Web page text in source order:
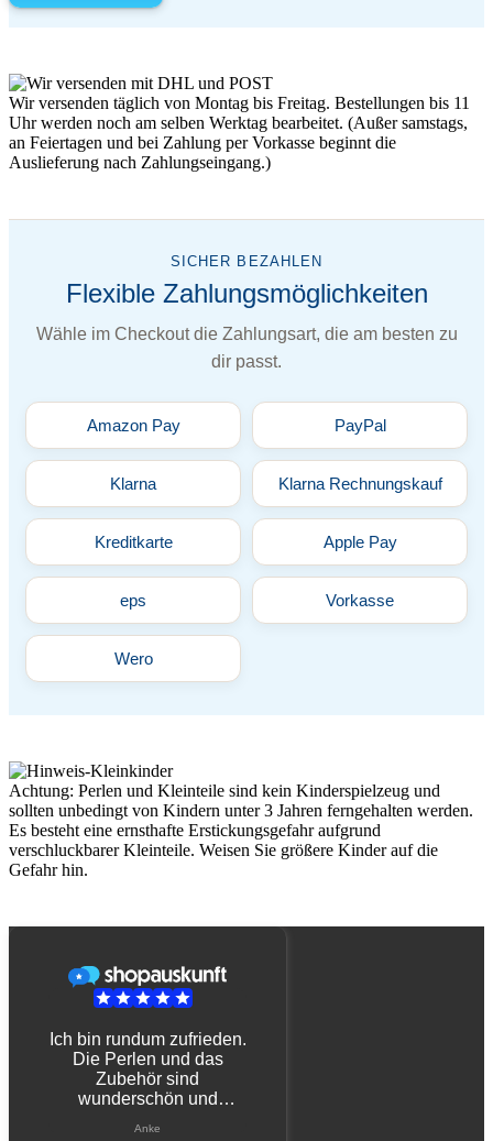
Wir versenden täglich von Montag bis Freitag. Bestellungen bis 11
Uhr werden noch am selben Werktag bearbeitet. (Außer samstags,
an Feiertagen und bei Zahlung per Vorkasse beginnt die
Auslieferung nach Zahlungseingang.)
SICHER BEZAHLEN
Flexible Zahlungsmöglichkeiten
Wähle im Checkout die Zahlungsart, die am besten zu
dir passt.
Amazon Pay PayPal
Klarna Klarna Rechnungskauf
Kreditkarte Apple Pay
eps Vorkasse
Wero
Achtung: Perlen und Kleinteile sind kein Kinderspielzeug und
sollten unbedingt von Kindern unter 3 Jahren ferngehalten werden.
Es besteht eine ernsthafte Erstickungsgefahr aufgrund
verschluckbarer Kleinteile. Weisen Sie größere Kinder auf die
Gefahr hin.